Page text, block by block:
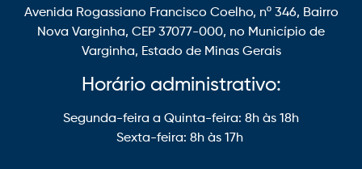
Avenida Rogassiano Francisco Coelho, nº 346, Bairro
Nova Varginha, CEP 37077-000, no Município de
Varginha, Estado de Minas Gerais
Horário administrativo:
Segunda-feira a Quinta-feira: 8h às 18h
Sexta-feira: 8h às 17h